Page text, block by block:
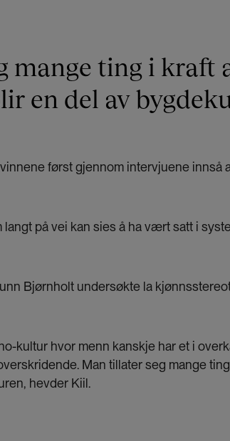
mange ting i kraft
en del av
først gjennom intervjuene innså
på vei kan sies å ha vært satt i
Bjørnholt undersøkte la
kultur hvor menn kanskje har et i
Man tillater seg mange
hevder Kiil.